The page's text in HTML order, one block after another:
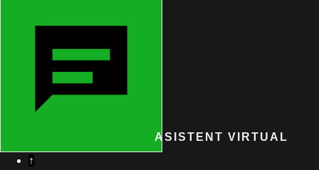
ASISTENT VIRTUAL
↑